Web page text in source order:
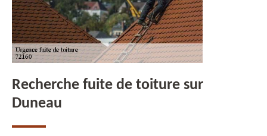
Recherche fuite de toiture sur
Duneau